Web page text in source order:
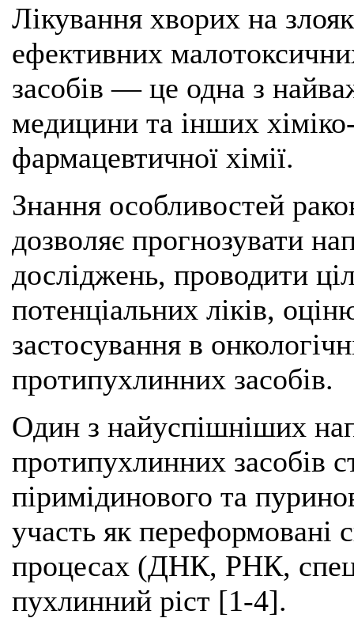
Лікування хворих на
ефективних
засобів — це одна з
медицини та інших
фармацевтичної хімії.
Знання особливостей
дозволяє прогнозувати
досліджень, проводити
потенціальних ліків,
застосування в
протипухлинних засобів.
Один з найуспішніших
протипухлинних засобів
піримідинового та
участь як переформовані
процесах (ДНК, РНК,
пухлинний ріст [1-4].